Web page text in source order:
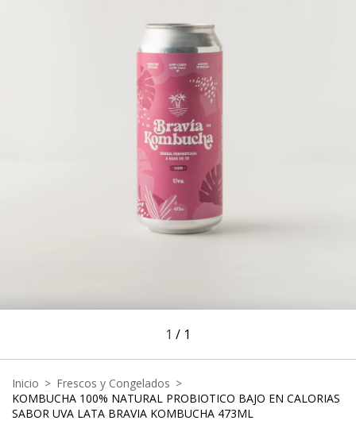
1 / 1
Inicio > Frescos y Congelados >
KOMBUCHA 100% NATURAL PROBIOTICO BAJO EN CALORIAS
SABOR UVA LATA BRAVIA KOMBUCHA 473ML